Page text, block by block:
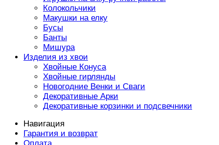
Колокольчики
Макушки на елку
Бусы
Банты
Мишура
Изделия из хвои
Хвойные Конуса
Хвойные гирлянды
Новогодние Венки и Сваги
Декоративные Арки
Декоративные корзинки и подсвечники
Навигация
Гарантия и возврат